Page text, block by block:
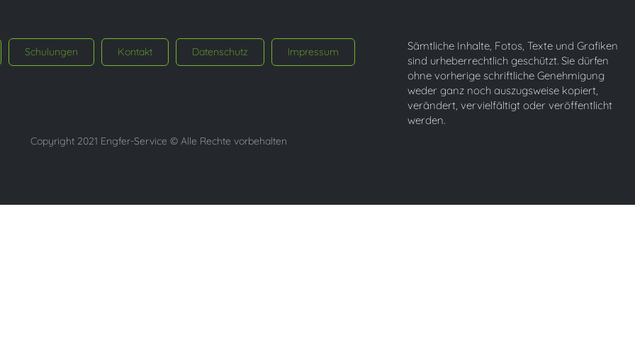
Schulungen Kontakt Datenschutz Impressum
Sämtliche Inhalte, Fotos, Texte und Grafiken
sind urheberrechtlich geschützt. Sie dürfen
ohne vorherige schriftliche Genehmigung
weder ganz noch auszugsweise kopiert,
verändert, vervielfältigt oder veröffentlicht
werden.
Copyright 2021 Engfer-Service © Alle Rechte vorbehalten